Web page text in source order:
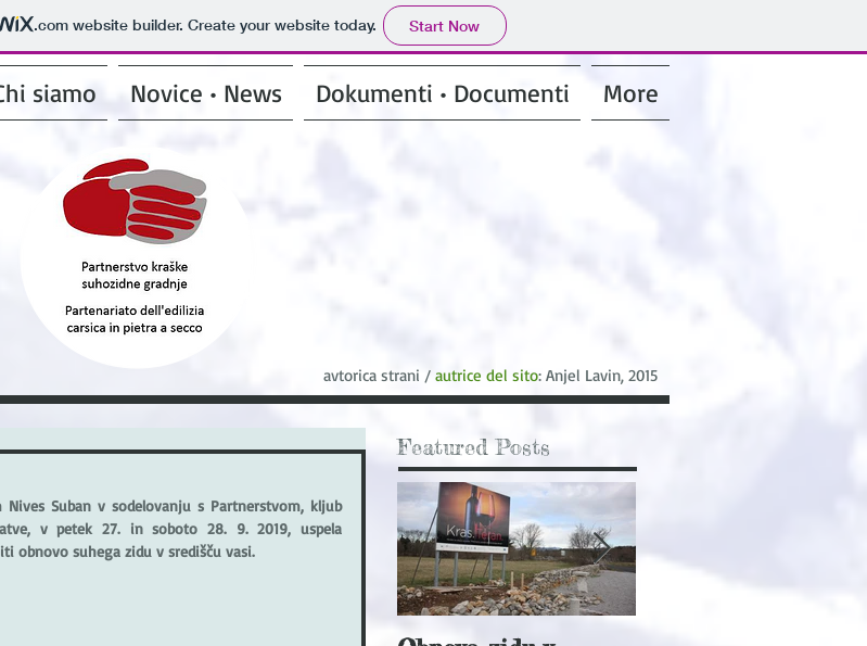
.comwebsite builder. Create your website today. Start Now
siamo Novice • News Dokumenti • Documenti More
avtorica strani / autrice del sito: Anjel Lavin, 2015
Suban v sodelovanju s Partnerstvom, kljub
v petek 27. in soboto 28. 9. 2019, uspela
obnovo suhega zidu v središču vasi.
Featured Posts